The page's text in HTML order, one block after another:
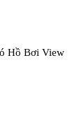
Hồ Bơi View